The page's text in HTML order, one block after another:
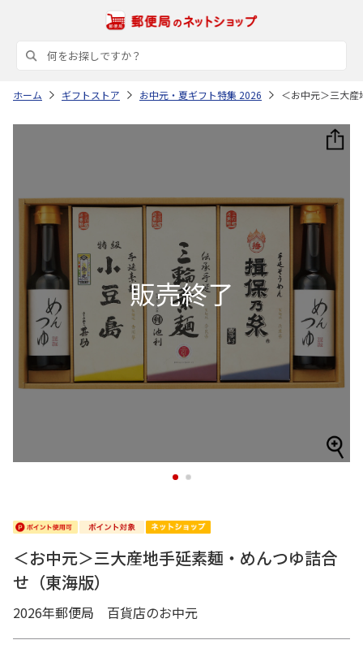
ホーム ギフトストア お中元・夏ギフト特集 2026 ＜お中元＞三大
1 2
＜お中元＞三大産地手延素麺・めんつゆ詰合
せ（東海版）
2026年郵便局 百貨店のお中元